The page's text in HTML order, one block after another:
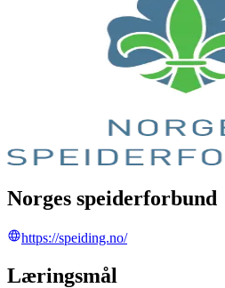
Norges speiderforbund
https://speiding.no/
Læringsmål